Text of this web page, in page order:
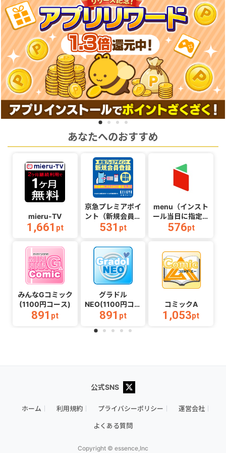
あなたへのおすすめ
mieru-TV
1,661 pt
京急プレミアポイ
ント（新規会員登
録完了（登録時
必須））
531 pt
menu（インスト
ール当日に指定の
クーポンコード経
文完了）
（Android）
576pt
みんなGコミック
(1100円コース)
891 pt
グラドル
NEO(1100円コー
ス)
891 pt
コミックA
1,053pt
公式SNS
ホーム 利用規約 プライバシーポリシー 運営会社
よくある質問
Copyright © essence,Inc